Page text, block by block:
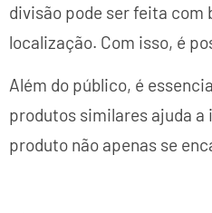
divisão pode ser feita com
localização. Com isso, é
Além do público, é
produtos similares ajuda
produto não apenas se